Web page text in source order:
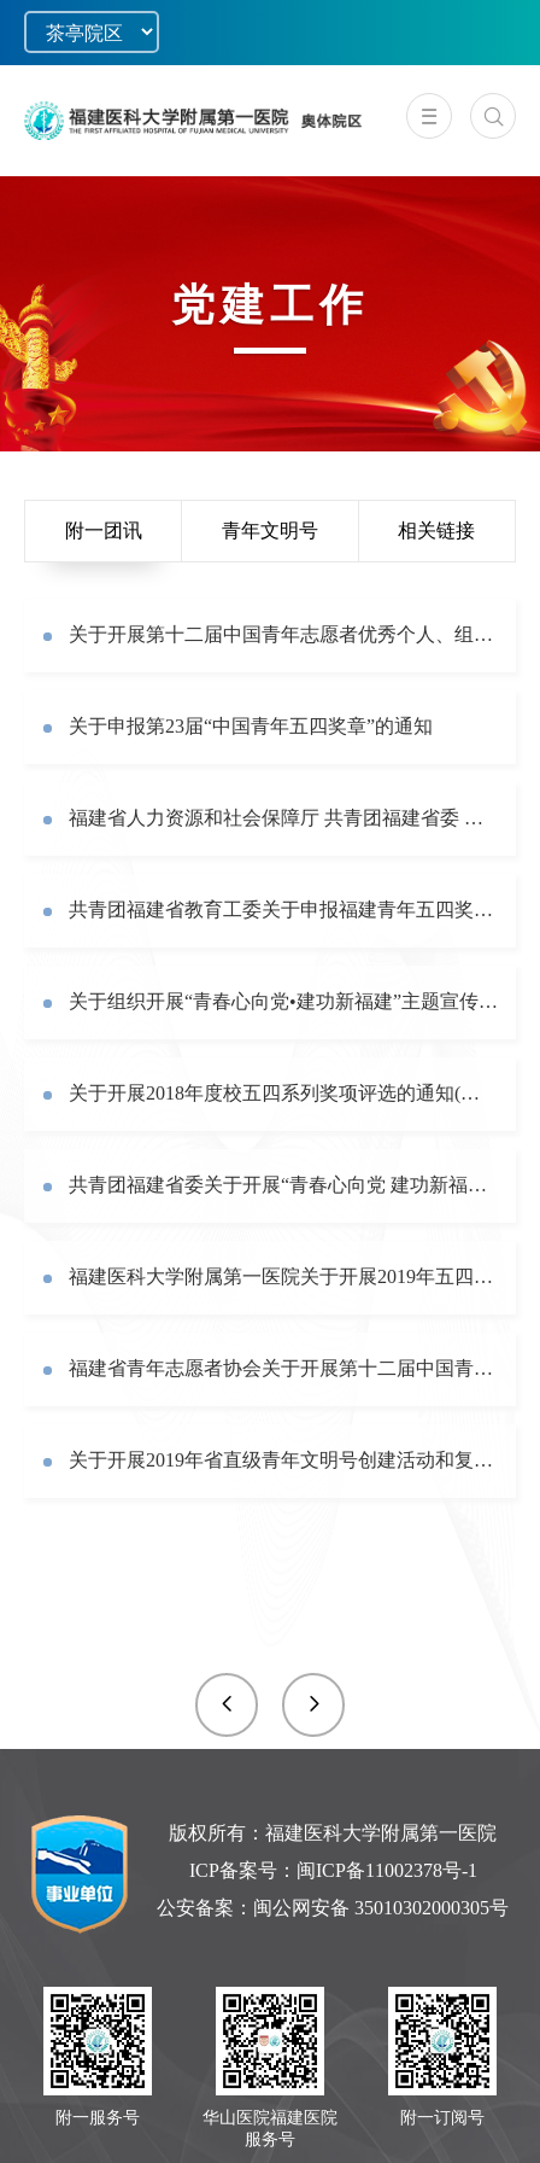
党建工作
附一团讯 青年文明号 相关链接
关于开展第十二届中国青年志愿者优秀个人、组织申报活动的通知
关于申报第23届“中国青年五四奖章”的通知
福建省人力资源和社会保障厅 共青团福建省委 关于开展全省共青团系统先进集体和先进工作者评选表彰工作的通知
共青团福建省教育工委关于申报福建青年五四奖章和“福建省优秀共青团员”“福建省优秀共青团干部”“福建省五四红旗团委（团支部）的通知
关于组织开展“青春心向党•建功新福建”主题宣传教育实践活动的通知
关于开展2018年度校五四系列奖项评选的通知(闽医大团〔2019〕6号 ）
共青团福建省委关于开展“青春心向党 建功新福建”千场“青马之光”主题宣讲活动的通知
福建医科大学附属第一医院关于开展2019年五四青年节主题活动的通知（闽医大附一团〔2019〕1号）
福建省青年志愿者协会关于开展第十二届中国青年志愿者优秀个人奖、组织奖申报活动的通知
关于开展2019年省直级青年文明号创建活动和复核工作的通知(团闽委工通〔2019〕12号)
版权所有：福建医科大学附属第一医院
ICP备案号： 闽ICP备11002378号-1
公安备案： 闽公网安备 35010302000305号
附一服务号
华山医院福建医院
服务号
附一订阅号